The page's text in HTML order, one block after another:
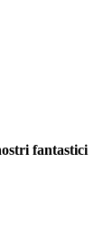
fantastici